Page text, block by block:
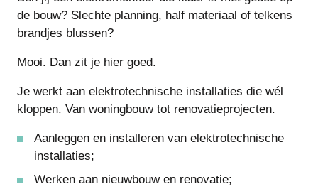
de bouw? Slechte planning, half materiaal of telkens
brandjes blussen?
Mooi. Dan zit je hier goed.
Je werkt aan elektrotechnische installaties die wél
kloppen. Van woningbouw tot renovatieprojecten.
Aanleggen en installeren van elektrotechnische
installaties;
Werken aan nieuwbouw en renovatie;